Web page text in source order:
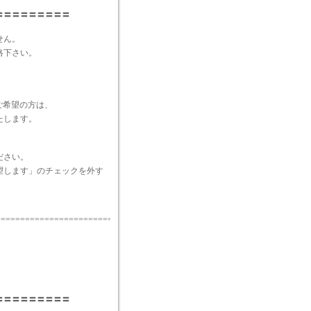
〓〓〓〓〓〓〓〓
。
さい。
望の方は、
ます。
い。
ます」のチェックを外す
〓〓〓〓〓〓〓〓